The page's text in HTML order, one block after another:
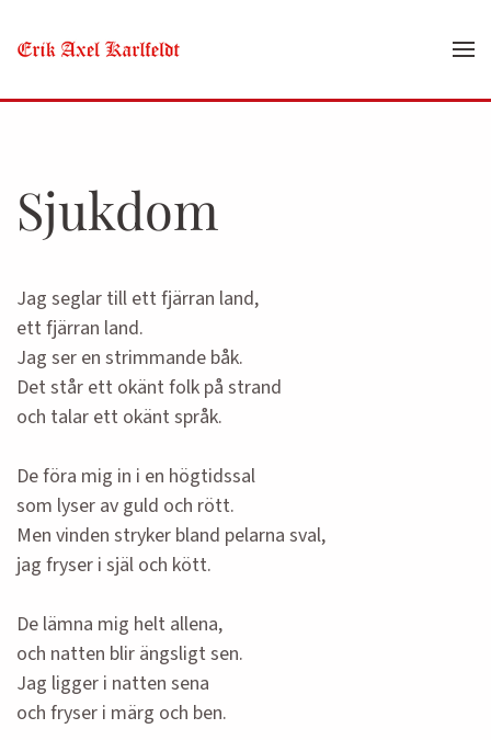
Skip to main content
Sjukdom
Jag seglar till ett fjärran land,
ett fjärran land.
Jag ser en strimmande båk.
Det står ett okänt folk på strand
och talar ett okänt språk.
De föra mig in i en högtidssal
som lyser av guld och rött.
Men vinden stryker bland pelarna sval,
jag fryser i själ och kött.
De lämna mig helt allena,
och natten blir ängsligt sen.
Jag ligger i natten sena
och fryser i märg och ben.